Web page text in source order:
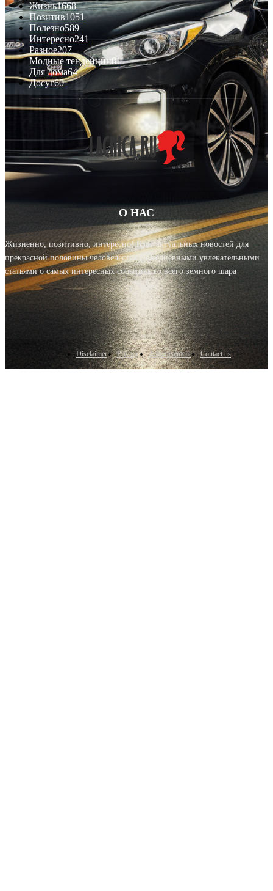
Жизнь1668
Позитив1051
Полезно589
Интересно241
Разное207
Модные тенденции81
Для дома64
Досуг60
О НАС
Жизненно, позитивно, интересно! Блог актуальных новостей для
прекрасной половины человечества с ежедневными увлекательными
статьями о самых интересных событиях со всего земного шара
Disclaimer Privacy Advertisement Contact us